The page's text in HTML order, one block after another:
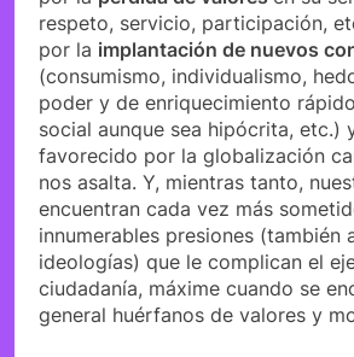
respeto, servicio, participación,
por la implantación de nuevos
(consumismo, individualismo,
poder y de enriquecimiento
social aunque sea hipócrita, etc.)
favorecido por la globalización
nos asalta. Y, mientras tanto,
encuentran cada vez más
innumerables presiones (también
ideologías) que le complican el
ciudadanía, máxime cuando se
general huérfanos de valores y